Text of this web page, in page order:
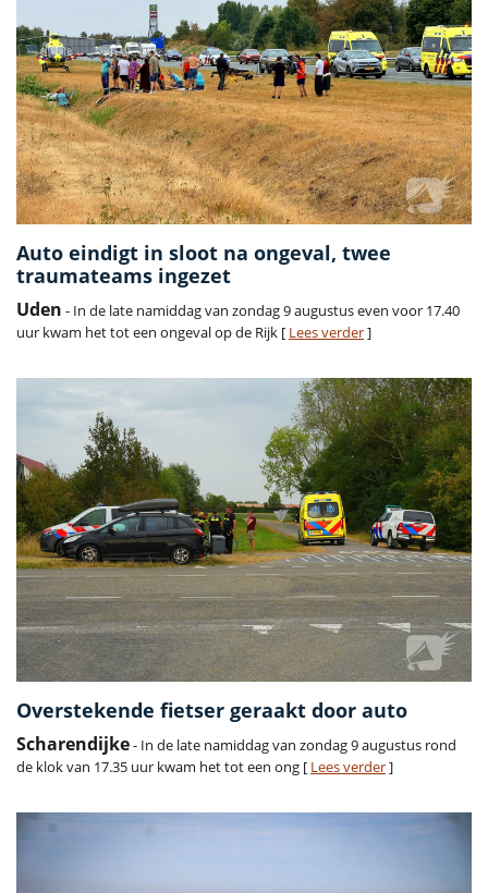
Auto eindigt in sloot na ongeval, twee
traumateams ingezet
Uden - In de late namiddag van zondag 9 augustus even voor 17.40
uur kwam het tot een ongeval op de Rijk [ Lees verder]
Overstekende fietser geraakt door auto
Scharendijke- In de late namiddag van zondag 9 augustus rond
de klok van 17.35 uur kwam het tot een ong [ Lees verder]